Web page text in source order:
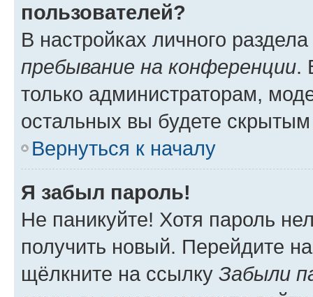
пользователей?
В настройках личного
пребывание на конференции.
только администраторам,
остальных вы будете
Вернуться к началу
Я забыл пароль!
Не паникуйте! Хотя пароль
получить новый. Перейдите
щёлкните на ссылку Забыли